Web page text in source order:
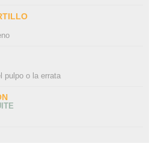
pulpo o la errata